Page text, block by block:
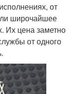
от
широчайшее
Их цена заметно
от одного